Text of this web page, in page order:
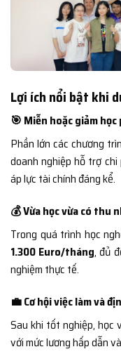
Lợi ích nổi bật khi
🎯 Miễn hoặc giảm
Phần lớn các chương
doanh nghiệp hỗ trợ
áp lực tài chính đáng kể.
💰 Vừa học vừa có thu
Trong quá trình học
1.300 Euro/tháng, đủ
nghiệm thực tế.
💼 Cơ hội việc làm và
Sau khi tốt nghiệp, học
với mức lương hấp dẫn